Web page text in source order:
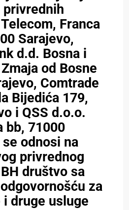
privrednih
Franca
Sarajevo,
d.d. Bosna i
od Bosne
Comtrade
Bijedića 179,
i QSS d.o.o.
bb, 71000
odnosi na
privrednog
društvo sa
za
druge usluge